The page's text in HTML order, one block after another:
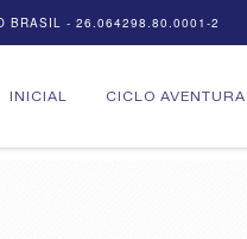
BRASIL - 26.064298.80.0001-2
INICIAL CICLO AVENTURA